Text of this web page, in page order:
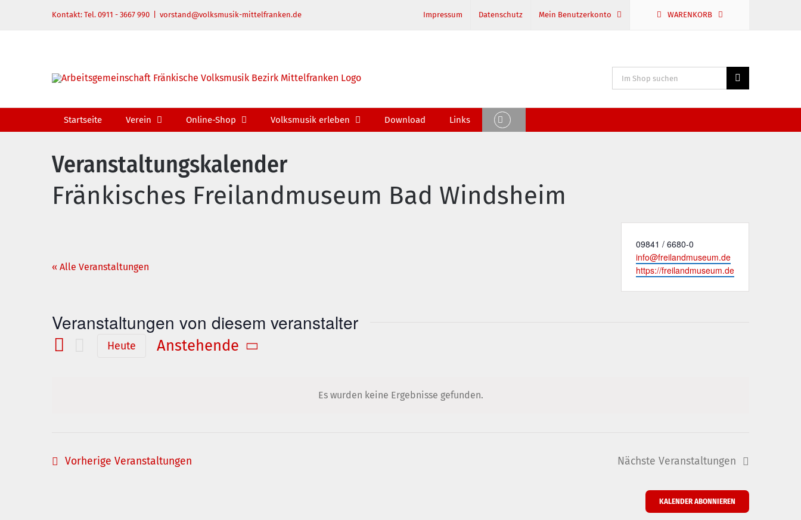
Kontakt: Tel. 0911 - 3667 990 vorstand@volksmusik-mittelfranken.de Impressum Datenschutz Mein Benutzerkonto WARENKORB
Suche
nach:
Startseite Verein Online-Shop Volksmusik erleben Download Links
Veranstaltungskalender
Fränkisches Freilandmuseum Bad Windsheim
« Alle Veranstaltungen
Telefon
09841 / 6680-0
Email
info@freilandmuseum.de
Webseite
https://freilandmuseum.de
Veranstaltungen von diesem veranstalter
Hinweis
Es wurden keine Ergebnisse gefunden.
Heute
Anstehende
Vorherige Veranstaltungen NächsteVeranstaltungen
KALENDER ABONNIEREN